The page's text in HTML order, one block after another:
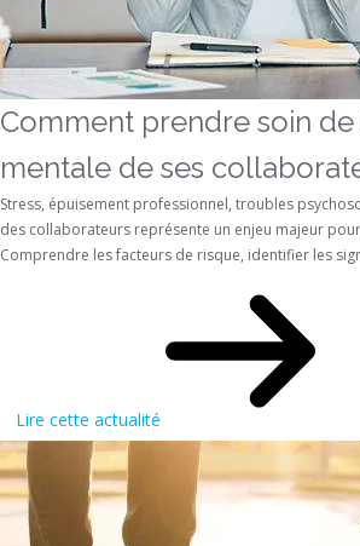
Comment prendre soin de
mentale de ses
Stress, épuisement professionnel, troubles
des collaborateurs représente un enjeu majeur
Comprendre les facteurs de risque, identifier les
Lire cette actualité